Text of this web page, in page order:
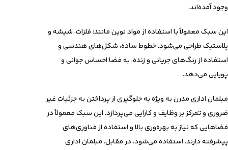
وجود آمده‌اند.
این سبک معمولاً با استفاده از مواد نوین مانند: فلزات، شیشه و
پلاستیک طراحی می‌شود. خطوط ساده، شکل‌های هندسی و
استفاده از رنگ‌های جریانی و زنده، به فضا احساس جوانی و
پویایی می‌دهد.
مبلمان اداری مدرن به ویژه به جلوگیری از پرداختن به جزئیات غیر
ضروری و تمرکز بر وظایف و کارایی می‌پردازد. این سبک معمولاً در
فضاهایی که نیاز به بهره‌وری بالا و استفاده از فناوری‌های
پیشرفته دارند، استفاده می‌شود. در مقابل، مبلمان اداری